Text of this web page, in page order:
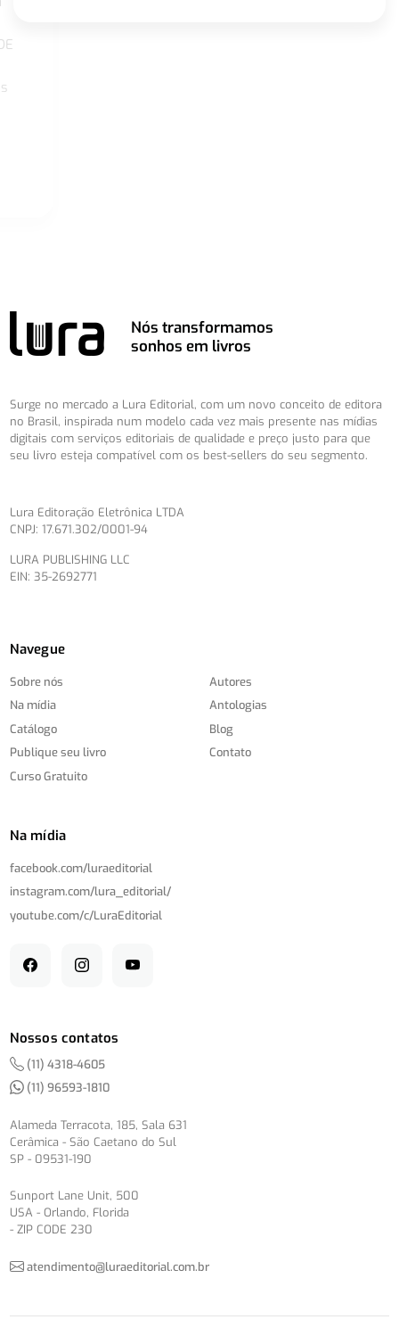
Nós transformamos
sonhos em livros
Surge no mercado a Lura Editorial, com um novo conceito de editora
no Brasil, inspirada num modelo cada vez mais presente nas mídias
digitais com serviços editoriais de qualidade e preço justo para que
seu livro esteja compatível com os best-sellers do seu segmento.
Lura Editoração Eletrônica LTDA
CNPJ: 17.671.302/0001-94
LURA PUBLISHING LLC
EIN: 35-2692771
Navegue
Sobre nós
Na mídia
Catálogo
Publique seu livro
Curso Gratuito
Autores
Antologias
Blog
Contato
Na mídia
facebook.com/luraeditorial
instagram.com/lura_editorial/
youtube.com/c/LuraEditorial
Nossos contatos
(11) 4318-4605
(11) 96593-1810
Alameda Terracota, 185, Sala 631
Cerâmica - São Caetano do Sul
SP - 09531-190
Sunport Lane Unit, 500
USA - Orlando, Florida
- ZIP CODE 230
atendimento@luraeditorial.com.br